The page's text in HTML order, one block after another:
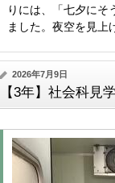
りには、「七夕にそ
ました。夜空を見上
2026年7月9日
【3年】社会科見